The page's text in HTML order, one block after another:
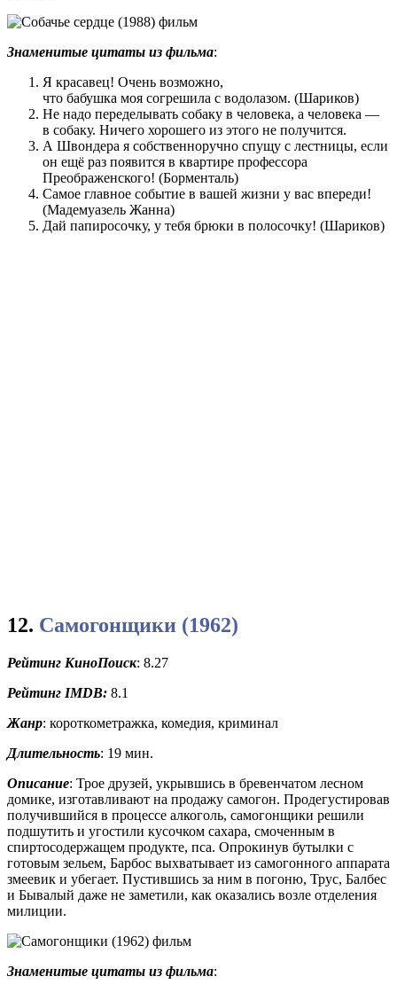
Знаменитые цитаты из фильма:
Я красавец! Очень возможно,
что бабушка моя согрешила с водолазом. (Шариков)
Не надо переделывать собаку в человека, а человека —
в собаку. Ничего хорошего из этого не получится.
А Швондера я собственноручно спущу с лестницы, если
он ещё раз появится в квартире профессора
Преображенского! (Борменталь)
Самое главное событие в вашей жизни у вас впереди!
(Мадемуазель Жанна)
Дай папиросочку, у тебя брюки в полосочку! (Шариков)
12. Самогонщики (1962)
Рейтинг КиноПоиск: 8.27
Рейтинг IMDB: 8.1
Жанр: короткометражка, комедия, криминал
Длительность: 19 мин.
Описание: Трое друзей, укрывшись в бревенчатом лесном
домике, изготавливают на продажу самогон. Продегустировав
получившийся в процессе алкоголь, самогонщики решили
подшутить и угостили кусочком сахара, смоченным в
спиртосодержащем продукте, пса. Опрокинув бутылки с
готовым зельем, Барбос выхватывает из самогонного аппарата
змеевик и убегает. Пустившись за ним в погоню, Трус, Балбес
и Бывалый даже не заметили, как оказались возле отделения
милиции.
Знаменитые цитаты из фильма: